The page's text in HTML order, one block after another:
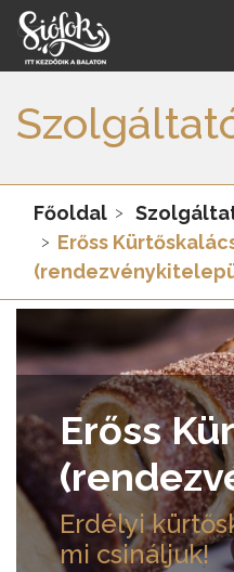
Főoldal
Erőss
Erőss
Erdélyi
mi csináljuk!